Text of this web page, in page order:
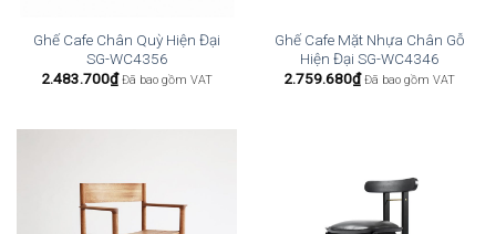
Ghế Cafe Chân Quỳ Hiện Đại
SG-WC4356
2.483.700₫ Đã bao gồm VAT
Ghế Cafe Mặt Nhựa Chân Gỗ
Hiện Đại SG-WC4346
2.759.680₫ Đã bao gồm VAT